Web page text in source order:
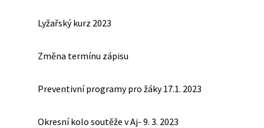
Lyžařský kurz 2023
Změna termínu zápisu
Preventivní programy pro žáky 17.1. 2023
Okresní kolo soutěže v Aj- 9. 3. 2023